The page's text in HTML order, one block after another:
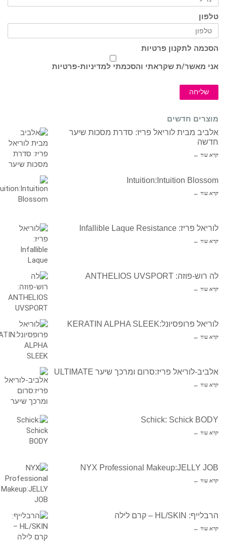
טלפון
הסכמה לתקנון פרטיות
אני מאשר/ת שקראתי והסכמתי למדיניות-פרטיות
שליחה
מוצרים חדשים
אלביב מבית לוריאל פריז: סדרת מסכות שיער
חדשה
קרא עוד ←
Intuition:Intuition Blossom
קרא עוד ←
לוריאל פריז: Infallible Laque Resistance
קרא עוד ←
לה רוש-פוזה: ANTHELIOS UVSPORT
קרא עוד ←
לוריאל פרופסיונל:KERATIN ALPHA SLEEK
קרא עוד ←
אלביב-לוריאל פריז:סרום ומרכך שיער ULTIMATE
קרא עוד ←
Schick: Schick BODY
קרא עוד ←
NYX Professional Makeup:JELLY JOB
קרא עוד ←
הרבלייף: HL/SKIN – קרם לילה
קרא עוד ←